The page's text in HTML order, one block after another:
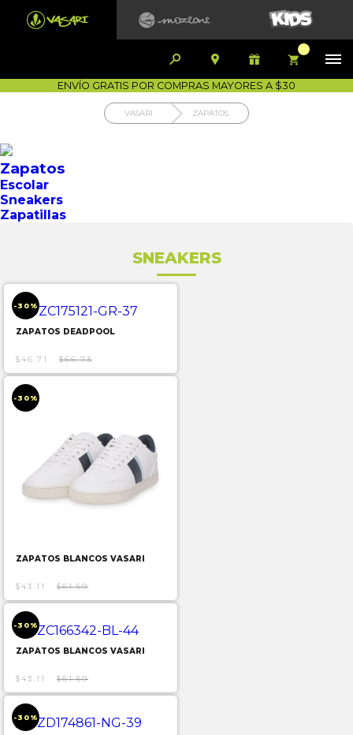
 
   
1700-VASARI (827274) MIS PEDIDOS
COMO COMPRAR DEVOLUCIÓN SIN COSTO
ENVÍO GRATIS POR COMPRAS MAYORES A $30
VASARI ZAPATOS
Zapatos
Escolar
Sneakers
Zapatillas
SNEAKERS
-30%
ZAPATOS DEADPOOL
$46.71 $66.73
-30%
ZAPATOS BLANCOS VASARI
$43.11 $61.59
-30%
ZAPATOS BLANCOS VASARI
$43.11 $61.59
-30%